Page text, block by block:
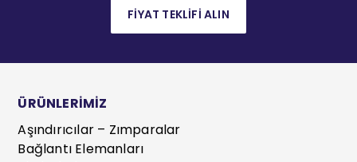
FİYAT TEKLİFİ ALIN
ÜRÜNLERİMİZ
Aşındırıcılar – Zımparalar
Bağlantı Elemanları